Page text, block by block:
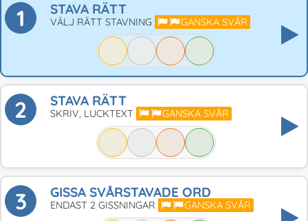
1 STAVA RÄTT
VÄLJ RÄTT STAVNING GANSKA SVÅR
2 STAVA RÄTT
SKRIV, LUCKTEXT GANSKA SVÅR
3 GISSA SVÅRSTAVADE ORD
ENDAST 2 GISSNINGAR GANSKA SVÅR